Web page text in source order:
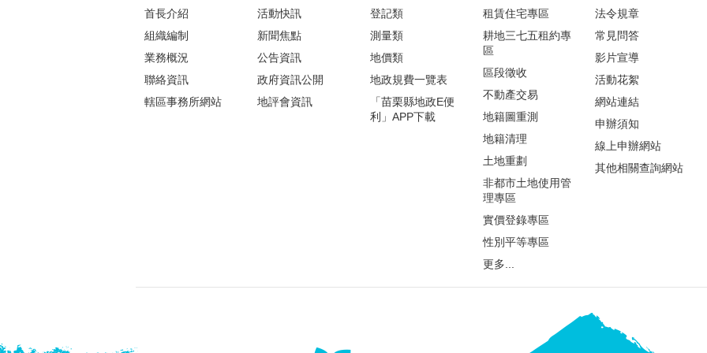
首長介紹
組織編制
業務概況
聯絡資訊
轄區事務所網站
活動快訊
新聞焦點
公告資訊
政府資訊公開
地評會資訊
登記類
測量類
地價類
地政規費一覽表
「苗栗縣地政E便
利」APP下載
租賃住宅專區
耕地三七五租約專
區
區段徵收
不動產交易
地籍圖重測
地籍清理
土地重劃
非都市土地使用管
理專區
實價登錄專區
性別平等專區
更多...
法令規章
常見問答
影片宣導
活動花絮
網站連結
申辦須知
線上申辦網站
其他相關查詢網站